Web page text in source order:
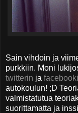
Sain vihdoin ja
purkkiin. Moni
twitterin ja
autokoulun! ;D
valmistatutua
suorittamatta ja